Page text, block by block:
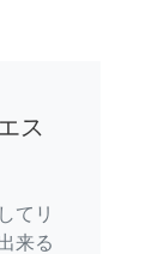
ス
てリ
来る